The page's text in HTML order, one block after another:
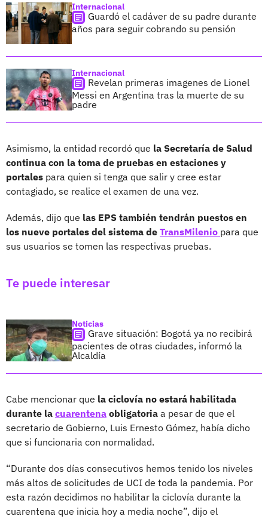
Internacional
Guardó el cadáver de su padre durante
años para seguir cobrando su pensión
Internacional
Revelan primeras imagenes de Lionel
Messi en Argentina tras la muerte de su
padre
Asimismo, la entidad recordó que la Secretaría de Salud
continua con la toma de pruebas en estaciones y
portales para quien si tenga que salir y cree estar
contagiado, se realice el examen de una vez.
Además, dijo que las EPS también tendrán puestos en
los nueve portales del sistema de TransMilenio para que
sus usuarios se tomen las respectivas pruebas.
Te puede interesar
Noticias
Grave situación: Bogotá ya no recibirá
pacientes de otras ciudades, informó la
Alcaldía
Cabe mencionar que la ciclovía no estará habilitada
durante la cuarentena obligatoria a pesar de que el
secretario de Gobierno, Luis Ernesto Gómez, había dicho
que si funcionaria con normalidad.
“Durante dos días consecutivos hemos tenido los niveles
más altos de solicitudes de UCI de toda la pandemia. Por
esta razón decidimos no habilitar la ciclovía durante la
cuarentena que inicia hoy a media noche”, dijo el